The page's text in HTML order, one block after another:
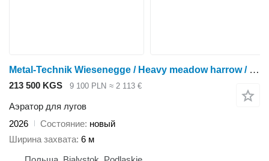
Metal-Technik Wiesenegge / Heavy meadow harrow / Herse de prairie lourde 6 m
213 500 KGS 9 100 PLN ≈ 2 113 €
Аэратор для лугов
2026
Состояние новый
Ширина захвата 6 м